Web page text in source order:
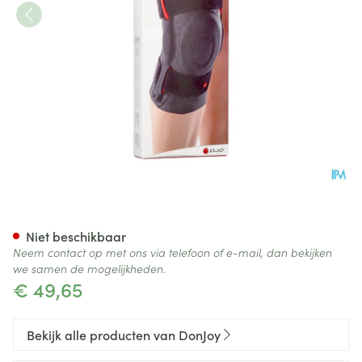
€ 49,65
Niet beschikbaar
Neem contact op met ons via telefoon of e-mail, dan bekijken
we samen de mogelijkheden.
Bekijk alle producten van DonJoy